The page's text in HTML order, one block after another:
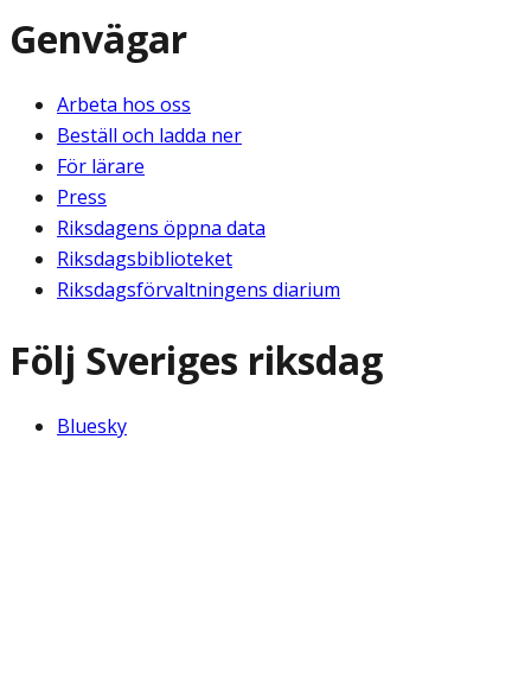
Genvägar
Arbeta hos oss
Beställ och ladda ner
För lärare
Press
Riksdagens öppna data
Riksdagsbiblioteket
Riksdagsförvaltningens diarium
Följ Sveriges riksdag
Bluesky